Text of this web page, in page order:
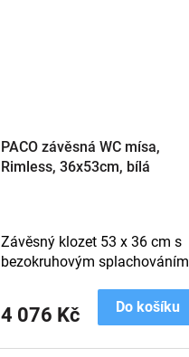
PACO závěsná WC mísa,
Rimless, 36x53cm, bílá
4 076 Kč Do košíku
Závěsný klozet 53 x 36 cm s
bezokruhovým splachováním